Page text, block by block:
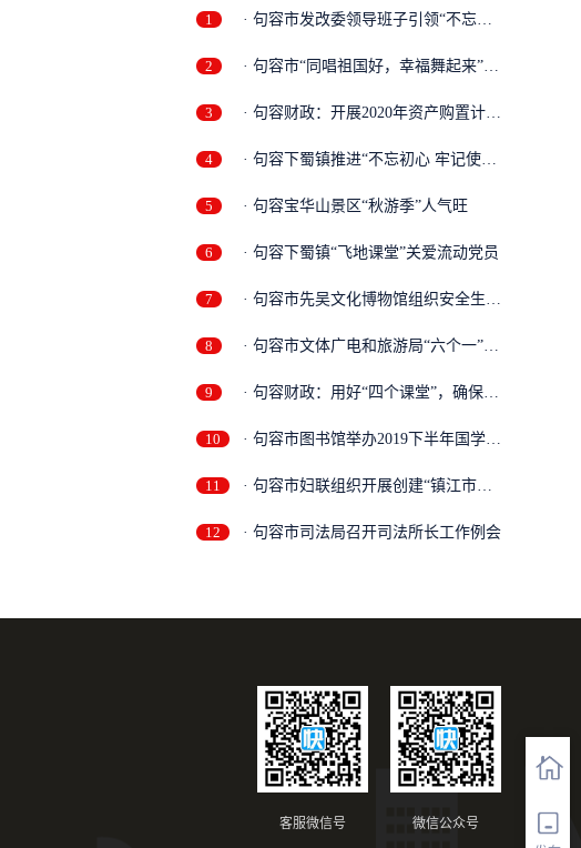
1
· 句容市发改委领导班子引领“不忘初
2
· 句容市“同唱祖国好，幸福舞起来”
3
· 句容财政：开展2020年资产购置计划
4
· 句容下蜀镇推进“不忘初心 牢记使
5
· 句容宝华山景区“秋游季”人气旺
6 · 句容下蜀镇“飞地课堂”关爱流动党员
7
· 句容市先吴文化博物馆组织安全生产
8
· 句容市文体广电和旅游局“六个一”
9
· 句容财政：用好“四个课堂”，确保
10
· 句容市图书馆举办2019下半年国学讲
11
· 句容市妇联组织开展创建“镇江市巾
12
· 句容市司法局召开司法所长工作例会
微信公众号
客服微信号